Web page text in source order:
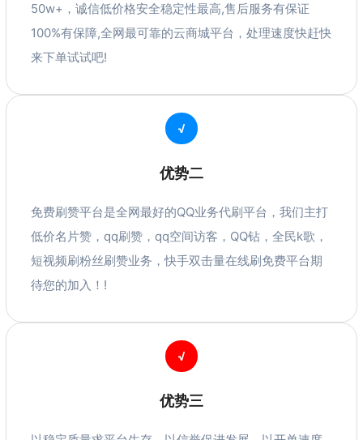
50w+，诚信低价格安全稳定性最高,售后服务有保证
100%有保障,全网最可靠的云商城平台，处理速度快赶快
来下单试试吧!
√
优势二
免费刷赞平台是全网最好的QQ业务代刷平台，我们主打
低价名片赞，qq刷赞，qq空间访客，QQ钻，全民k歌，
短视频刷粉丝刷赞业务，快手双击量在线刷免费平台期
待您的加入！!
√
优势三